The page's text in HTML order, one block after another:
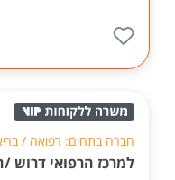
חברה בתחום: רפואה /
למרכז הרפואי דרוש